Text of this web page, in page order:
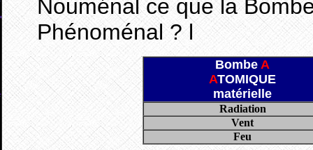
Nouménal ce que la
Phénoménal ? l
BombeA
ATOMIQUE
matérielle
Radiation
Vent
Feu